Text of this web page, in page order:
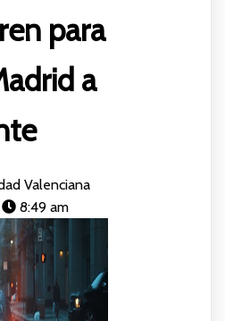
para
a
Valenciana
8:49 am